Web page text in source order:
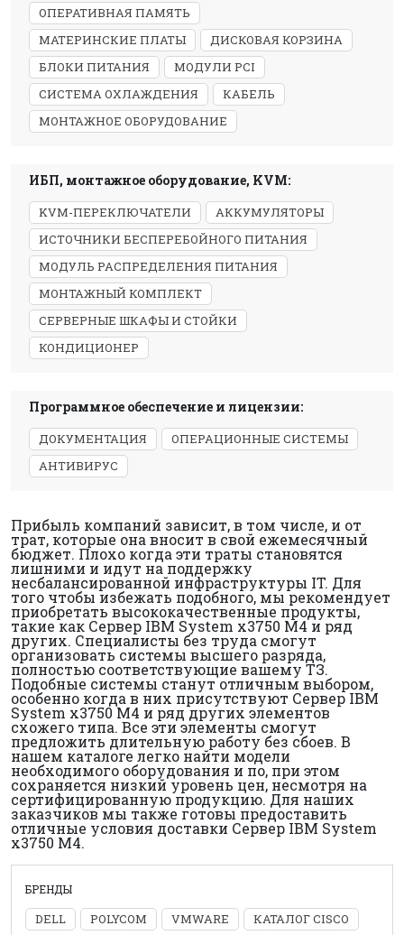
ОПЕРАТИВНАЯ ПАМЯТЬ
МАТЕРИНСКИЕ ПЛАТЫ
ДИСКОВАЯ КОРЗИНА
БЛОКИ ПИТАНИЯ
МОДУЛИ PCI
СИСТЕМА ОХЛАЖДЕНИЯ
КАБЕЛЬ
МОНТАЖНОЕ ОБОРУДОВАНИЕ
ИБП, монтажное оборудование, KVM:
KVM-ПЕРЕКЛЮЧАТЕЛИ
АККУМУЛЯТОРЫ
ИСТОЧНИКИ БЕСПЕРЕБОЙНОГО ПИТАНИЯ
МОДУЛЬ РАСПРЕДЕЛЕНИЯ ПИТАНИЯ
МОНТАЖНЫЙ КОМПЛЕКТ
СЕРВЕРНЫЕ ШКАФЫ И СТОЙКИ
КОНДИЦИОНЕР
Программное обеспечение и лицензии:
ДОКУМЕНТАЦИЯ
ОПЕРАЦИОННЫЕ СИСТЕМЫ
АНТИВИРУС
Прибыль компаний зависит, в том числе, и от
трат, которые она вносит в свой ежемесячный
бюджет. Плохо когда эти траты становятся
лишними и идут на поддержку
несбалансированной инфраструктуры IT. Для
того чтобы избежать подобного, мы рекомендует
приобретать высококачественные продукты,
такие как Сервер IBM System x3750 M4 и ряд
других. Специалисты без труда смогут
организовать системы высшего разряда,
полностью соответствующие вашему ТЗ.
Подобные системы станут отличным выбором,
особенно когда в них присутствуют Сервер IBM
System x3750 M4 и ряд других элементов
схожего типа. Все эти элементы смогут
предложить длительную работу без сбоев. В
нашем каталоге легко найти модели
необходимого оборудования и по, при этом
сохраняется низкий уровень цен, несмотря на
сертифицированную продукцию. Для наших
заказчиков мы также готовы предоставить
отличные условия доставки Сервер IBM System
x3750 M4.
БРЕНДЫ
DELL POLYCOM VMWARE
КАТАЛОГ CISCO